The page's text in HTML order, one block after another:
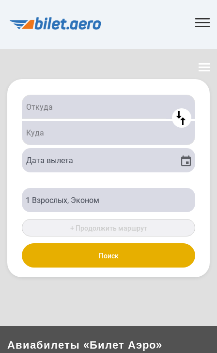
+ Продолжить маршрут
Поиск
Авиабилеты «Билет Аэро»